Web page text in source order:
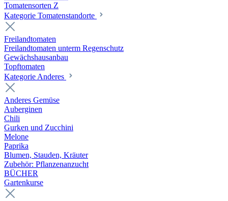
Tomatensorten Z
Kategorie Tomatenstandorte
Freilandtomaten
Freilandtomaten unterm Regenschutz
Gewächshausanbau
Topftomaten
Kategorie Anderes
Anderes Gemüse
Auberginen
Chili
Gurken und Zucchini
Melone
Paprika
Blumen, Stauden, Kräuter
Zubehör: Pflanzenanzucht
BÜCHER
Gartenkurse